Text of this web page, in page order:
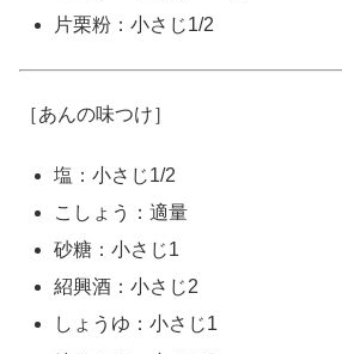
片栗粉：小さじ1/2
［あんの味つけ］
塩：小さじ1/2
こしょう：適量
砂糖：小さじ1
紹興酒：小さじ2
しょうゆ：小さじ1